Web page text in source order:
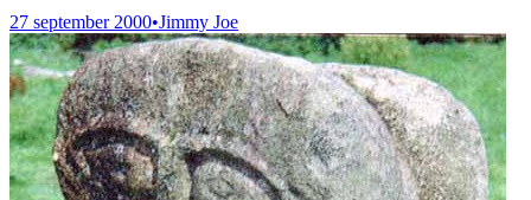
27 september 2000•Jimmy Joe